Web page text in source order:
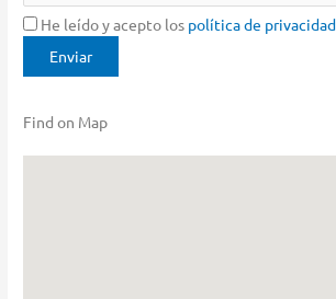
He leído y acepto los política de privacidad
Find on Map